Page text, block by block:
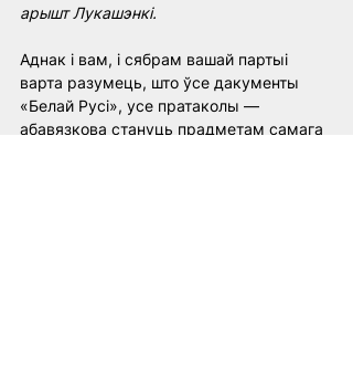
арышт Лукашэнкі.
Аднак і вам, і сябрам вашай партыі
варта разумець, што ўсе дакументы
«Белай Русі», усе пратаколы —
абавязкова стануць прадметам самага